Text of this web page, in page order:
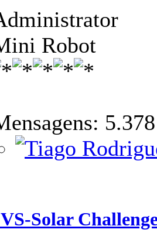
Robot
5.378
Solar